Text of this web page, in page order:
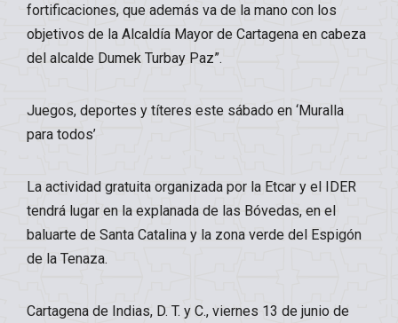
fortificaciones, que además va de la mano con los
objetivos de la Alcaldía Mayor de Cartagena en cabeza
del alcalde Dumek Turbay Paz”.
Juegos, deportes y títeres este sábado en ‘Muralla
para todos’
La actividad gratuita organizada por la Etcar y el IDER
tendrá lugar en la explanada de las Bóvedas, en el
baluarte de Santa Catalina y la zona verde del Espigón
de la Tenaza.
Cartagena de Indias, D. T. y C., viernes 13 de junio de